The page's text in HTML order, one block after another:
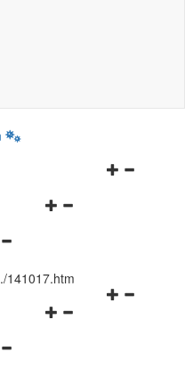
Navigationsmenü
./141017.htm
Navigationsmenü